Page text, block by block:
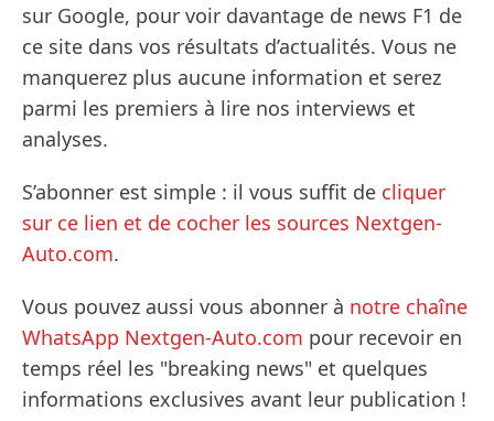
sur Google, pour voir davantage de news F1 de
ce site dans vos résultats d’actualités. Vous ne
manquerez plus aucune information et serez
parmi les premiers à lire nos interviews et
analyses.
S’abonner est simple : il vous suffit de cliquer
sur ce lien et de cocher les sources Nextgen-
Auto.com.
Vous pouvez aussi vous abonner à notre chaîne
WhatsApp Nextgen-Auto.com pour recevoir en
temps réel les "breaking news" et quelques
informations exclusives avant leur publication !